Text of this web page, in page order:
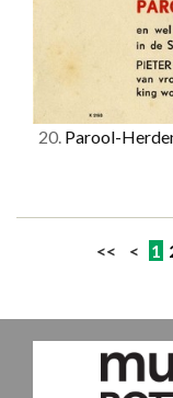
20. Parool-
<< < 1